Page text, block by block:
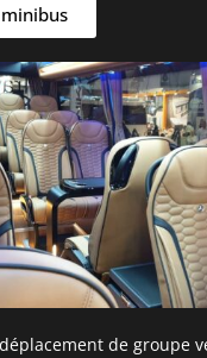
de groupe